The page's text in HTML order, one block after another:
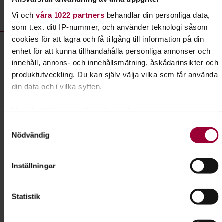
Vi och våra 1022 partnersbehandlar din personliga data,
som t.ex. ditt IP-nummer, och använder teknologi såsom
cookies för att lagra och få tillgång till information på din
enhet för att kunna tillhandahålla personliga annonser och
innehåll, annons- och innehållsmätning, åskådarinsikter och
produktutveckling. Du kan själv välja vilka som får använda
din data och i vilka syften.
kan ha en noggrannhet på upp till flera meter
Ta reda på mer om hur dina personliga uppgifter behandlas
ändra eller dra tillbaka ditt samtycke när som helst från
Nödvändig
Inställningar
Statistik
Södermanlands län
Utflykter- kurser, studiecirklar & evenemang (13 rader)
Utflykt:Tisdagsskådning med Katrineholm Vingåkers
Ornitologer
Plats
Katrineholm
Dag
tisdag 07:30 - 12:00
Antal tillfällen
Vingåkers Ornitologer